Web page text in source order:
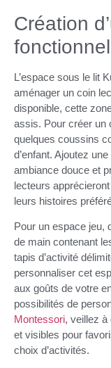
Création
fonctionnel
L’espace sous le lit
aménager un coin
disponible, cette
assis. Pour créer un
quelques coussins
d’enfant. Ajoutez
ambiance douce et
lecteurs
leurs histoires
Pour un espace jeu,
de main contenant
tapis d’activité
personnaliser cet
aux goûts de votre
possibilités de
Montessori, veillez
et visibles pour
choix d’activités.